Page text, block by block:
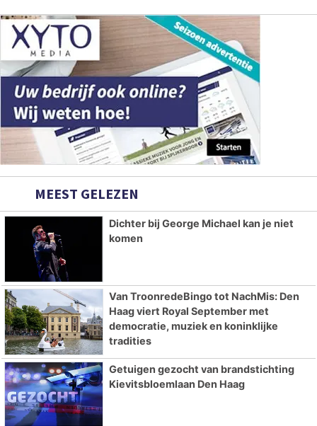
MEEST GELEZEN
Dichter bij George Michael kan je niet
komen
Van TroonredeBingo tot NachMis: Den
Haag viert Royal September met
democratie, muziek en koninklijke
tradities
Getuigen gezocht van brandstichting
Kievitsbloemlaan Den Haag